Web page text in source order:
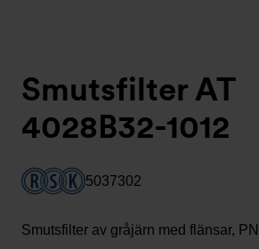
Smutsfilter AT
4028B32-1012
5037302
Smutsfilter av gråjärn med flänsar,